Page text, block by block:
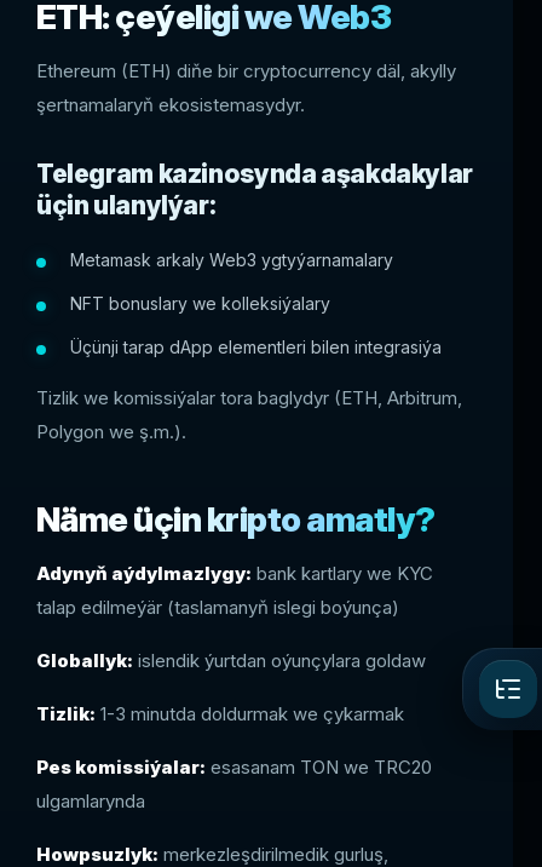
ETH: çeýeligi we Web3
Ethereum (ETH) diňe bir cryptocurrency däl, akylly
şertnamalaryň ekosistemasydyr.
Telegram kazinosynda aşakdakylar
üçin ulanylýar:
Metamask arkaly Web3 ygtyýarnamalary
NFT bonuslary we kolleksiýalary
Üçünji tarap dApp elementleri bilen integrasiýa
Tizlik we komissiýalar tora baglydyr (ETH, Arbitrum,
Polygon we ş.m.).
Näme üçin kripto amatly?
Adynyň aýdylmazlygy: bank kartlary we KYC
talap edilmeýär (taslamanyň islegi boýunça)
Globallyk: islendik ýurtdan oýunçylara goldaw
Tizlik: 1-3 minutda doldurmak we çykarmak
Pes komissiýalar: esasanam TON we TRC20
ulgamlarynda
Howpsuzlyk: merkezleşdirilmedik gurluş,